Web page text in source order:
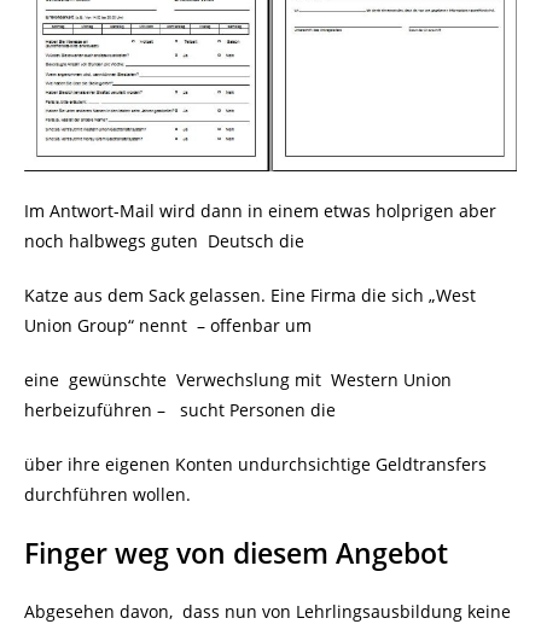
Im Antwort-Mail wird dann in einem etwas holprigen aber
noch halbwegs guten Deutsch die
Katze aus dem Sack gelassen. Eine Firma die sich „West
Union Group“ nennt – offenbar um
eine gewünschte Verwechslung mit Western Union
herbeizuführen – sucht Personen die
über ihre eigenen Konten undurchsichtige Geldtransfers
durchführen wollen.
Finger weg von diesem Angebot
Abgesehen davon, dass nun von Lehrlingsausbildung keine